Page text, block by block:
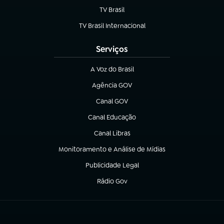
TV Brasil
(abre em nova aba)
TV Brasil Internacional
(abre em nova aba)
Serviços
A Voz do Brasil
(abre em nova aba)
Agência GOV
(abre em nova aba)
Canal GOV
(abre em nova aba)
Canal Educação
(abre em nova aba)
Canal Libras
(abre em nova aba)
Monitoramento e Análise de Mídias
(abre em nova aba)
Publicidade Legal
(abre em nova aba)
Rádio Gov
(abre em nova aba)